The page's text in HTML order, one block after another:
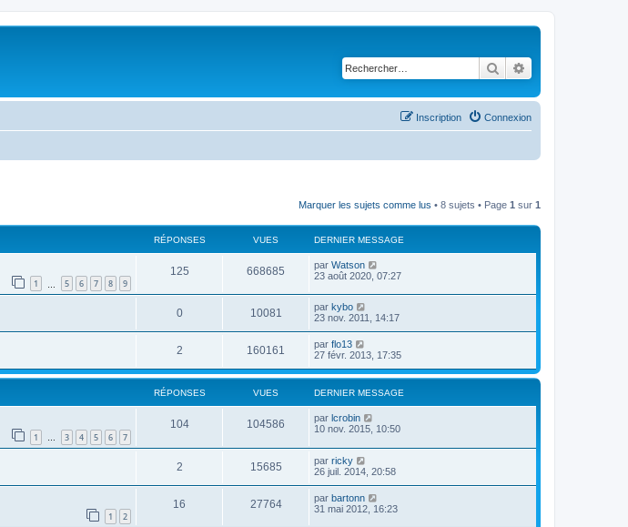
Rechercher
Connexion
Inscription
Marquer les sujets comme lus • 8 sujets • Page 1 sur 1
RÉPONSES VUES DERNIER MESSAGE
1 5 6 7 8 9
125 668685 par Watson
23 août 2020, 07:27
0 10081 par kybo
23 nov. 2011, 14:17
2 160161 par flo13
27 févr. 2013, 17:35
RÉPONSES VUES DERNIER MESSAGE
1 … 3 4 5 6 7
104 104586 par lcrobin
10 nov. 2015, 10:50
2 15685 par ricky
26 juil. 2014, 20:58
1 2
16 27764 par bartonn
31 mai 2012, 16:23